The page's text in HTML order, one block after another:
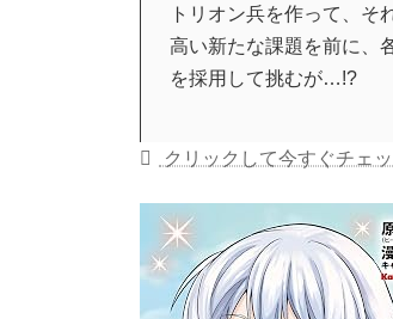
トリオン兵を作って、
高い新たな課題を前に、
を採用して挑むが…!?
クリックして今すぐチェ